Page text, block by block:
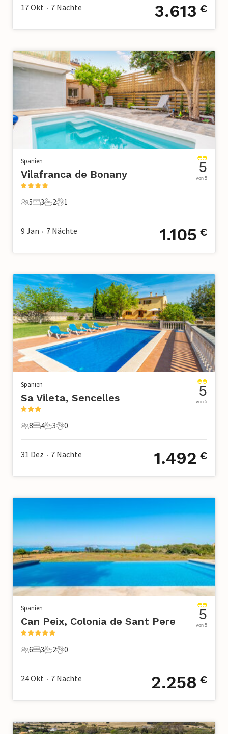
17 Okt • 7 Nächte 3.613 €
Spanien
Vilafranca de Bonany
5 Gäste
5
3 Schlafzimmer
3
2 Badezimmer
2
1 Haustier
1
5
von 5
9 Jan • 7 Nächte 1.105 €
Spanien
Sa Vileta, Sencelles
8 Gäste
8
4 Schlafzimmer
4
3 Badezimmer
3
0 Haustiere
0
5
von 5
31 Dez • 7 Nächte 1.492 €
Spanien
Can Peix, Colonia de Sant Pere
6 Gäste
6
3 Schlafzimmer
3
2 Badezimmer
2
0 Haustiere
0
5
von 5
24 Okt • 7 Nächte 2.258 €